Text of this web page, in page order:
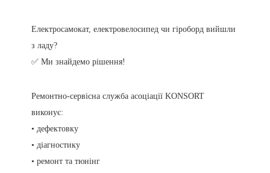
Електросамокат, електровелосипед чи гіроборд вийшли
з ладу?
✅ Ми знайдемо рішення!
Ремонтно-сервісна служба асоціації KONSORT
виконує:
• дефектовку
• діагностику
• ремонт та тюнінг